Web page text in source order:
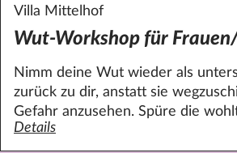
Villa Mittelhof
Wut-Workshop für
Nimm deine Wut wieder als
zurück zu dir, anstatt sie
Gefahr anzusehen. Spüre die
Details
zum Angebot Wut-Workshop für